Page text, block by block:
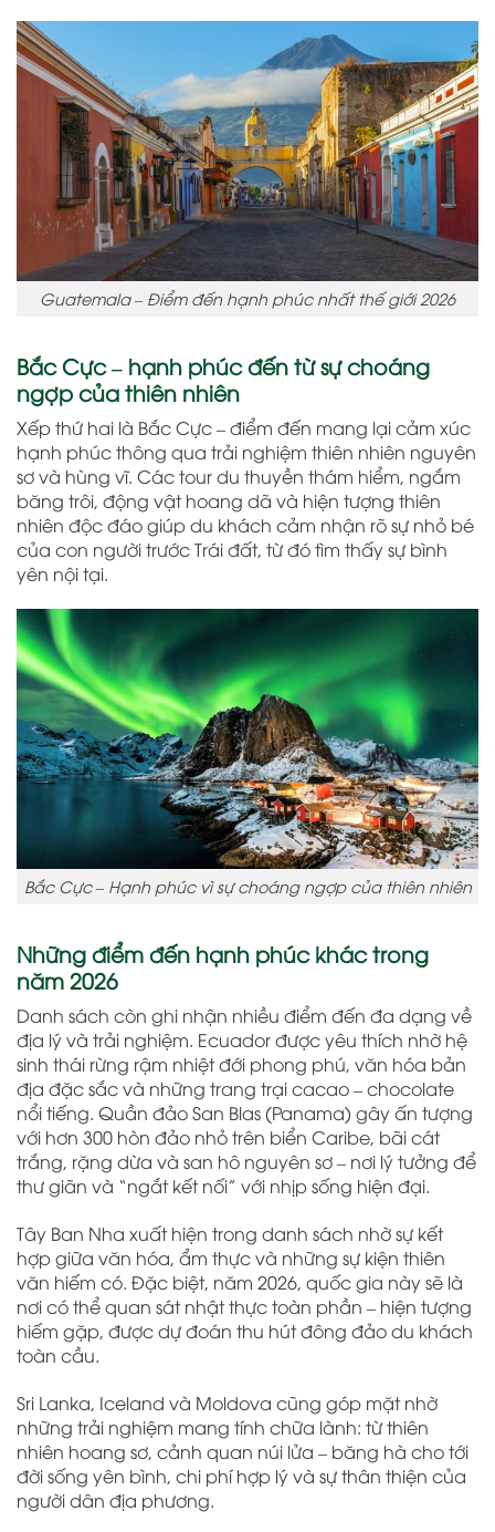
Guatemala – Điểm đến hạnh phúc nhất thế giới 2026
Bắc Cực – hạnh phúc đến từ sự choáng
ngợp của thiên nhiên
Xếp thứ hai là Bắc Cực – điểm đến mang lại cảm xúc
hạnh phúc thông qua trải nghiệm thiên nhiên nguyên
sơ và hùng vĩ. Các tour du thuyền thám hiểm, ngắm
băng trôi, động vật hoang dã và hiện tượng thiên
nhiên độc đáo giúp du khách cảm nhận rõ sự nhỏ bé
của con người trước Trái đất, từ đó tìm thấy sự bình
yên nội tại.
Bắc Cực – Hạnh phúc vì sự choáng ngợp của thiên nhiên
Những điểm đến hạnh phúc khác trong
năm 2026
Danh sách còn ghi nhận nhiều điểm đến đa dạng về
địa lý và trải nghiệm. Ecuador được yêu thích nhờ hệ
sinh thái rừng rậm nhiệt đới phong phú, văn hóa bản
địa đặc sắc và những trang trại cacao – chocolate
nổi tiếng. Quần đảo San Blas (Panama) gây ấn tượng
với hơn 300 hòn đảo nhỏ trên biển Caribe, bãi cát
trắng, rặng dừa và san hô nguyên sơ – nơi lý tưởng để
thư giãn và “ngắt kết nối” với nhịp sống hiện đại.
Tây Ban Nha xuất hiện trong danh sách nhờ sự kết
hợp giữa văn hóa, ẩm thực và những sự kiện thiên
văn hiếm có. Đặc biệt, năm 2026, quốc gia này sẽ là
nơi có thể quan sát nhật thực toàn phần – hiện tượng
hiếm gặp, được dự đoán thu hút đông đảo du khách
toàn cầu.
Sri Lanka, Iceland và Moldova cũng góp mặt nhờ
những trải nghiệm mang tính chữa lành: từ thiên
nhiên hoang sơ, cảnh quan núi lửa – băng hà cho tới
đời sống yên bình, chi phí hợp lý và sự thân thiện của
người dân địa phương.